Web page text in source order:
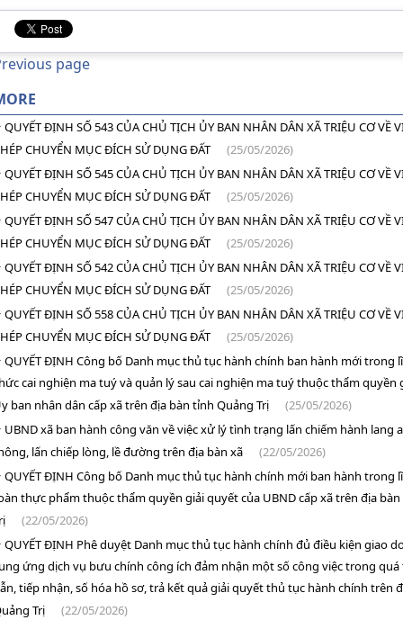
page
QUYẾT ĐỊNH SỐ 543 CỦA CHỦ TỊCH ỦY BAN NHÂN DÂN XÃ TRIỆU CƠ VỀ
CHUYỂN MỤC ĐÍCH SỬ DỤNG ĐẤT
(25/05/2026)
QUYẾT ĐỊNH SỐ 545 CỦA CHỦ TỊCH ỦY BAN NHÂN DÂN XÃ TRIỆU CƠ VỀ
CHUYỂN MỤC ĐÍCH SỬ DỤNG ĐẤT
(25/05/2026)
QUYẾT ĐỊNH SỐ 547 CỦA CHỦ TỊCH ỦY BAN NHÂN DÂN XÃ TRIỆU CƠ VỀ
CHUYỂN MỤC ĐÍCH SỬ DỤNG ĐẤT
(25/05/2026)
QUYẾT ĐỊNH SỐ 542 CỦA CHỦ TỊCH ỦY BAN NHÂN DÂN XÃ TRIỆU CƠ VỀ
CHUYỂN MỤC ĐÍCH SỬ DỤNG ĐẤT
(25/05/2026)
QUYẾT ĐỊNH SỐ 558 CỦA CHỦ TỊCH ỦY BAN NHÂN DÂN XÃ TRIỆU CƠ VỀ
CHUYỂN MỤC ĐÍCH SỬ DỤNG ĐẤT
(25/05/2026)
QUYẾT ĐỊNH Công bố Danh mục thủ tục hành chính ban hành mới trong
cai nghiện ma tuý và quản lý sau cai nghiện ma tuý thuộc thẩm quyền
ban nhân dân cấp xã trên địa bàn tỉnh Quảng Trị
(25/05/2026)
UBND xã ban hành công văn về việc xử lý tình trạng lấn chiếm hành lang
lấn chiếp lòng, lề đường trên địa bàn xã
(22/05/2026)
QUYẾT ĐỊNH Công bố Danh mục thủ tục hành chính mới ban hành trong
thực phẩm thuộc thẩm quyền giải quyết của UBND cấp xã trên địa
(22/05/2026)
QUYẾT ĐỊNH Phê duyệt Danh mục thủ tục hành chính đủ điều kiện giao
ứng dịch vụ bưu chính công ích đảm nhận một số công việc trong
tiếp nhận, số hóa hồ sơ, trả kết quả giải quyết thủ tục hành chính trên
Trị
(22/05/2026)